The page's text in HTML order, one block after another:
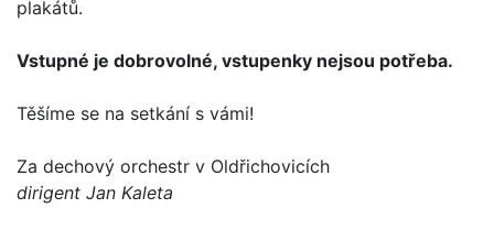
plakátů.
Vstupné je dobrovolné, vstupenky nejsou potřeba.
Těšíme se na setkání s vámi!
Za dechový orchestr v Oldřichovicích
dirigent Jan Kaleta